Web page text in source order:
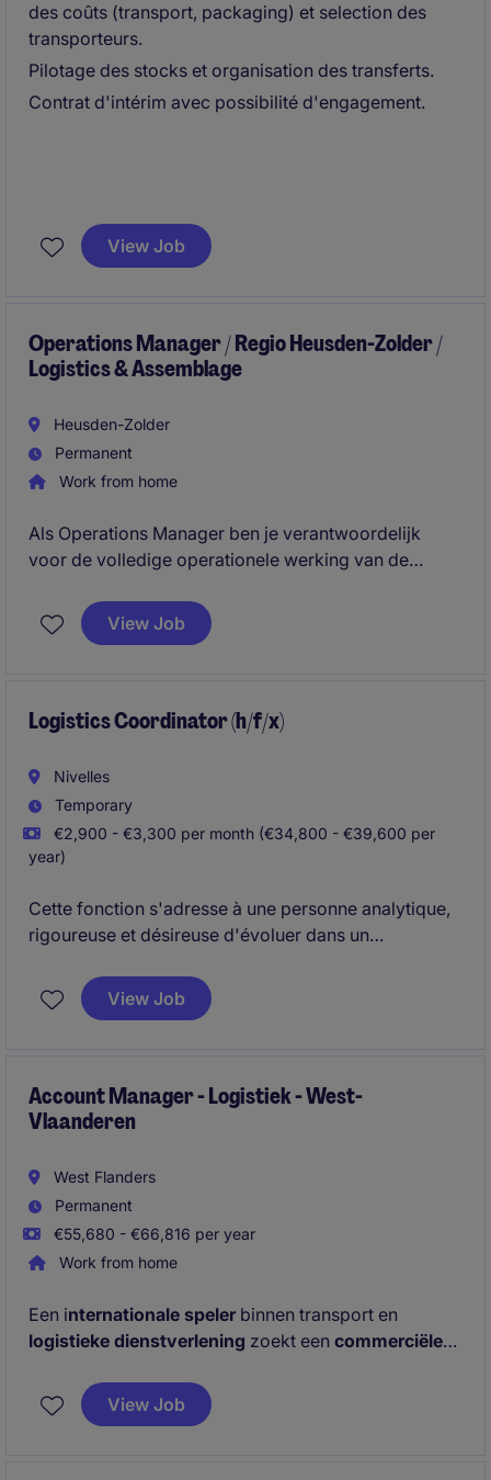
des coûts (transport, packaging) et selection des
transporteurs.
Pilotage des stocks et organisation des transferts.
Contrat d'intérim avec possibilité d'engagement.
View Job
Operations Manager / Regio Heusden-Zolder /
Logistics & Assemblage
Heusden-Zolder
Permanent
Work from home
Als Operations Manager ben je verantwoordelijk
voor de volledige operationele werking van de
combineert hands-on betrokkenheid met leiderschap
en zorgt voor efficiënte processen en continue
View Job
Logistics Coordinator (h/f/x)
Nivelles
Temporary
€2,900 - €3,300 per month (€34,800 - €39,600 per
year)
Cette fonction s'adresse à une personne analytique,
rigoureuse et désireuse d'évoluer dans un
et le suivi administratif jouent un rôle essentiel dans
la performance de l'entreprise.
View Job
Account Manager - Logistiek - West-
Vlaanderen
West Flanders
Permanent
€55,680 - €66,816 per year
Work from home
Een internationale speler binnen transport en
logistieke dienstverlening zoekt een commerciële
rol bouw je actief een klantenportefeuille uit binnen
het KMO-segment
en word je dé vertrouwenspartner
View Job